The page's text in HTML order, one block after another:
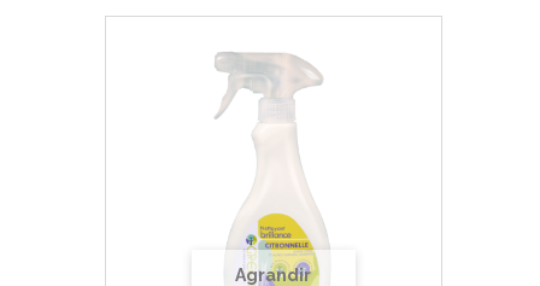
Agrandir